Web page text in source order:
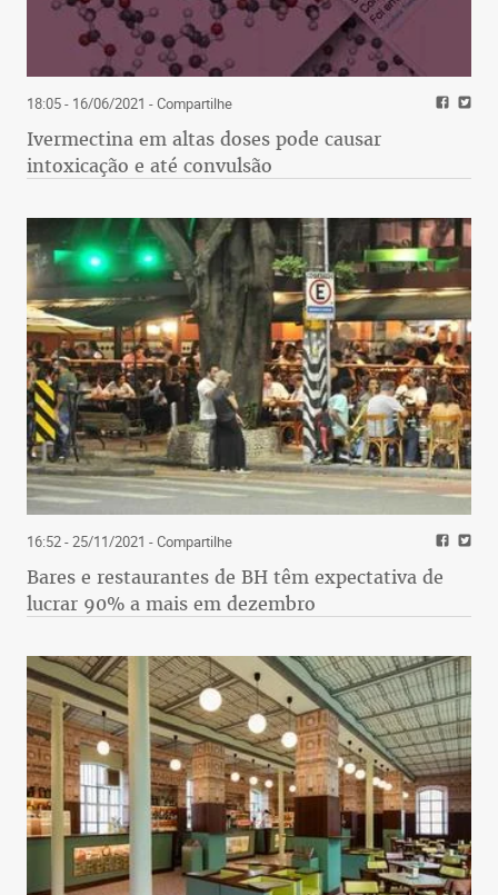
18:05 - 16/06/2021 - Compartilhe
Ivermectina em altas doses pode causar
intoxicação e até convulsão
16:52 - 25/11/2021 - Compartilhe
Bares e restaurantes de BH têm expectativa de
lucrar 90% a mais em dezembro